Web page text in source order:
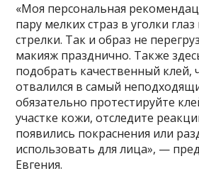
«Моя персональная
пару мелких страз в уголки
стрелки. Так и образ не
макияж празднично. Также
подобрать качественный клей,
отвалился в самый
обязательно протестируйте
участке кожи, отследите
появились покраснения или
использовать для лица», —
Евгения.